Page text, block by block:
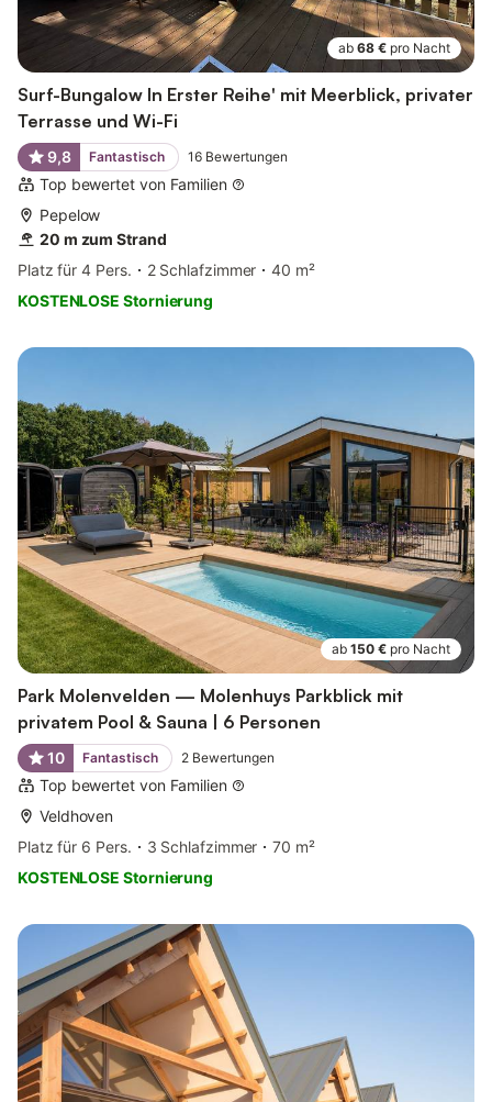
ab 68 € pro Nacht
Surf-Bungalow In Erster Reihe' mit Meerblick, privater
Terrasse und Wi-Fi
9,8 Fantastisch 16 Bewertungen
Top bewertet von Familien
Pepelow
20 m zum Strand
Platz für 4 Pers.
2 Schlafzimmer
40 m²
KOSTENLOSE Stornierung
ab 150 € pro Nacht
Park Molenvelden — Molenhuys Parkblick mit
privatem Pool & Sauna | 6 Personen
10 Fantastisch 2 Bewertungen
Top bewertet von Familien
Veldhoven
Platz für 6 Pers.
3 Schlafzimmer
70 m²
KOSTENLOSE Stornierung